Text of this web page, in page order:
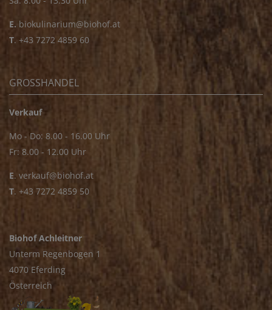
E. biokulinarium@biohof.at
T. +43 7272 4859 60
GROSSHANDEL
Verkauf
Mo - Do: 8.00 - 16.00 Uhr
Fr: 8.00 - 12.00 Uhr
E. verkauf@biohof.at
T. +43 7272 4859 50
Biohof Achleitner
Unterm Regenbogen 1
4070 Eferding
Österreich